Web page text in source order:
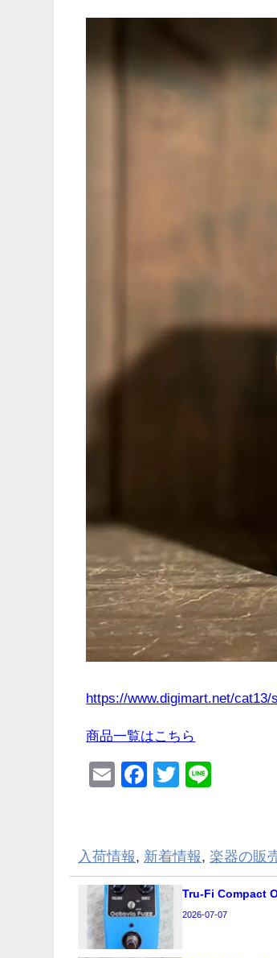
https://www.digimart.net/cat13/
商品一覧はこちら
EmailFacebook
Twitter
入荷情報, 新着情報,楽器の販
Tru-Fi Compact
2026-07-07